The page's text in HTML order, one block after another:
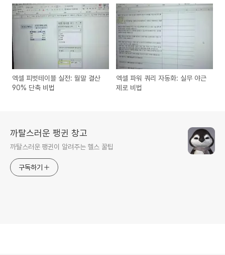
엑셀 피벗테이블 실전: 월말 결산
90% 단축 비법
엑셀 파워 쿼리 자동화: 실무 야근
제로 비법
까탈스러운 팽귄 창고
까탈스러운 팽귄이 알려주는 헬스 꿀팁
구독하기